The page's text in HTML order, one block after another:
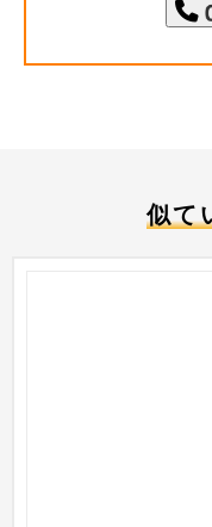
似て